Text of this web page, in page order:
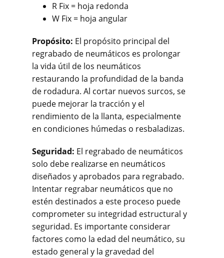
R Fix = hoja redonda
W Fix = hoja angular
Propósito: El propósito principal del
regrabado de neumáticos es prolongar
la vida útil de los neumáticos
restaurando la profundidad de la banda
de rodadura. Al cortar nuevos surcos, se
puede mejorar la tracción y el
rendimiento de la llanta, especialmente
en condiciones húmedas o resbaladizas.
Seguridad: El regrabado de neumáticos
solo debe realizarse en neumáticos
diseñados y aprobados para regrabado.
Intentar regrabar neumáticos que no
estén destinados a este proceso puede
comprometer su integridad estructural y
seguridad. Es importante considerar
factores como la edad del neumático, su
estado general y la gravedad del